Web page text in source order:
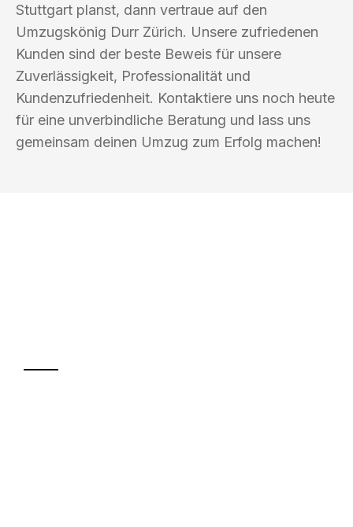
Stuttgart planst, dann vertraue auf den
Umzugskönig Durr Zürich. Unsere zufriedenen
Kunden sind der beste Beweis für unsere
Zuverlässigkeit, Professionalität und
Kundenzufriedenheit. Kontaktiere uns noch heute
für eine unverbindliche Beratung und lass uns
gemeinsam deinen Umzug zum Erfolg machen!